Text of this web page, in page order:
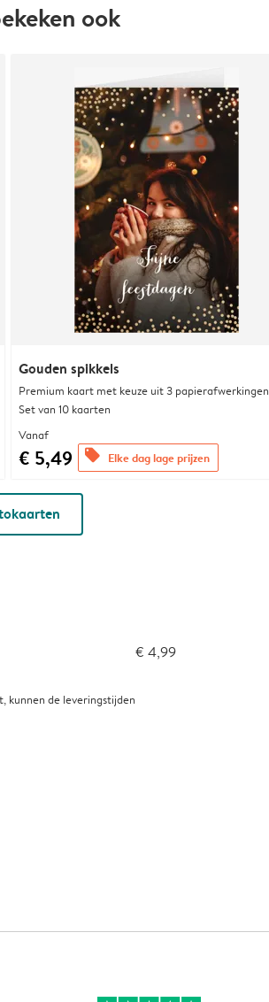
ook
Gouden spikkels
Premium kaart met keuze uit 3 papierafwerkingen
Set van 10 kaarten
Vanaf
€ 5,49 offers Elke dag lage prijzen
€ 4,99
kunnen de leveringstijden